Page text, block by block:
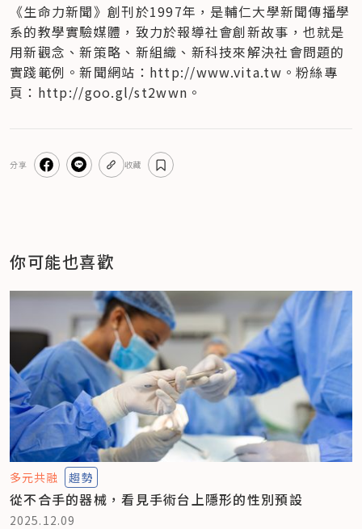
《生命力新聞》創刊於1997年，是輔仁大學新聞傳播學
系的教學實驗媒體，致力於報導社會創新故事，也就是
用新觀念、新策略、新組織、新科技來解決社會問題的
實踐範例。新聞網站：http://www.vita.tw。粉絲專
頁：http://goo.gl/st2wwn。
分享 收藏
你可能也喜歡
多元共融 趨勢
從不合手的器械，看見手術台上隱形的性別預設
2025.12.09